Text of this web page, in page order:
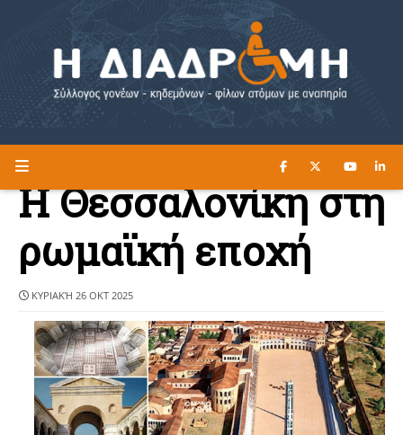
Η ΔΙΑΔΡΟΜΗ ΔΙΑΒΑΣΤΕ ΕΔΩ ►
Η Θεσσαλονίκη στη
ρωμαϊκή εποχή
ΚΥΡΙΑΚΉ 26 ΟΚΤ 2025